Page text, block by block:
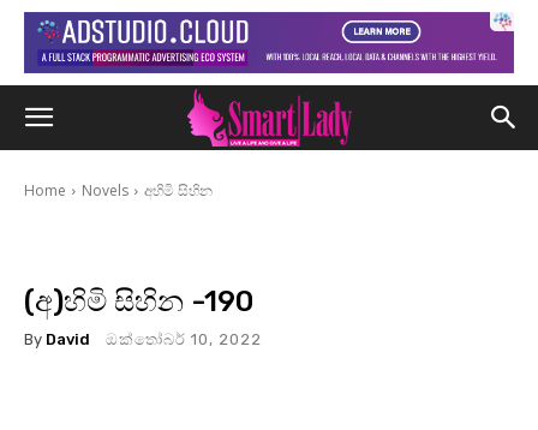
Home Novels අහිමි සිහින
(අ)හිමි සිහින -190
By David ඔක්තෝබර් 10, 2022